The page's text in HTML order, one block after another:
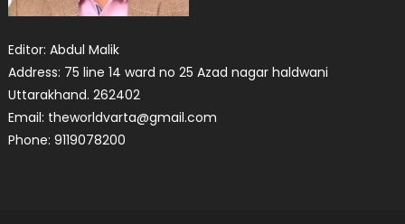
Editor: Abdul Malik
Address: 75 line 14 ward no 25 Azad nagar haldwani
Uttarakhand. 262402
Email: theworldvarta@gmail.com
Phone: 9119078200